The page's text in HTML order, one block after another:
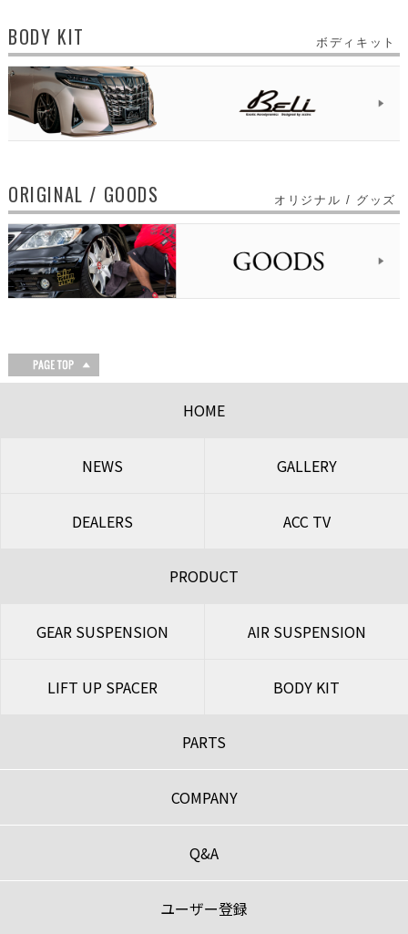
BODY KIT ボディキット
ORIGINAL / GOODS オリジナル / グッズ
HOME
NEWS GALLERY
DEALERS ACC TV
PRODUCT
GEAR SUSPENSION AIR SUSPENSION
LIFT UP SPACER BODY KIT
PARTS
COMPANY
Q&A
ユーザー登録